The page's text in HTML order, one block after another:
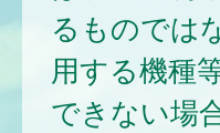
るものでは
用する機種
できない場